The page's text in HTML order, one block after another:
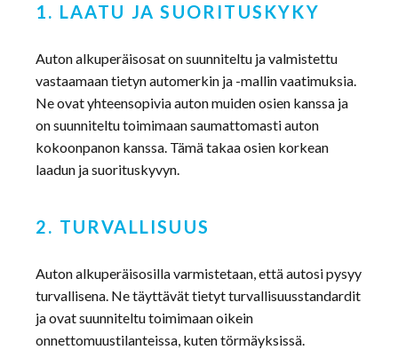
1. LAATU JA SUORITUSKYKY
Auton alkuperäisosat on suunniteltu ja valmistettu
vastaamaan tietyn automerkin ja -mallin vaatimuksia.
Ne ovat yhteensopivia auton muiden osien kanssa ja
on suunniteltu toimimaan saumattomasti auton
kokoonpanon kanssa. Tämä takaa osien korkean
laadun ja suorituskyvyn.
2. TURVALLISUUS
Auton alkuperäisosilla varmistetaan, että autosi pysyy
turvallisena. Ne täyttävät tietyt turvallisuusstandardit
ja ovat suunniteltu toimimaan oikein
onnettomuustilanteissa, kuten törmäyksissä.